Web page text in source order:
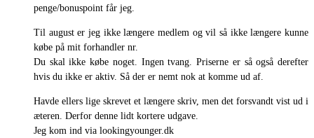
penge/bonuspoint får jeg.
Til august er jeg ikke længere medlem og vil så ikke længere kunne
købe på mit forhandler nr.
Du skal ikke købe noget. Ingen tvang. Priserne er så også derefter
hvis du ikke er aktiv. Så der er nemt nok at komme ud af.
Havde ellers lige skrevet et længere skriv, men det forsvandt vist ud i
æteren. Derfor denne lidt kortere udgave.
Jeg kom ind via lookingyounger.dk